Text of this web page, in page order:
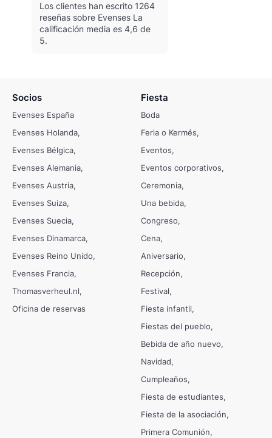
Los clientes han escrito 1264
reseñas sobre Evenses La
calificación media es 4,6 de
5.
Socios
Evenses España
Evenses Holanda
Evenses Bélgica
Evenses Alemania
Evenses Austria
Evenses Suiza
Evenses Suecia
Evenses Dinamarca
Evenses Reino Unido
Evenses Francia
Thomasverheul.nl
Oficina de reservas
Fiesta
Boda
Feria o Kermés
Eventos
Eventos corporativos
Ceremonia
Una bebida
Congreso
Cena
Aniversario
Recepción
Festival
Fiesta infantil
Fiestas del pueblo
Bebida de año nuevo
Navidad
Cumpleaños
Fiesta de estudiantes
Fiesta de la asociación
Primera Comunión